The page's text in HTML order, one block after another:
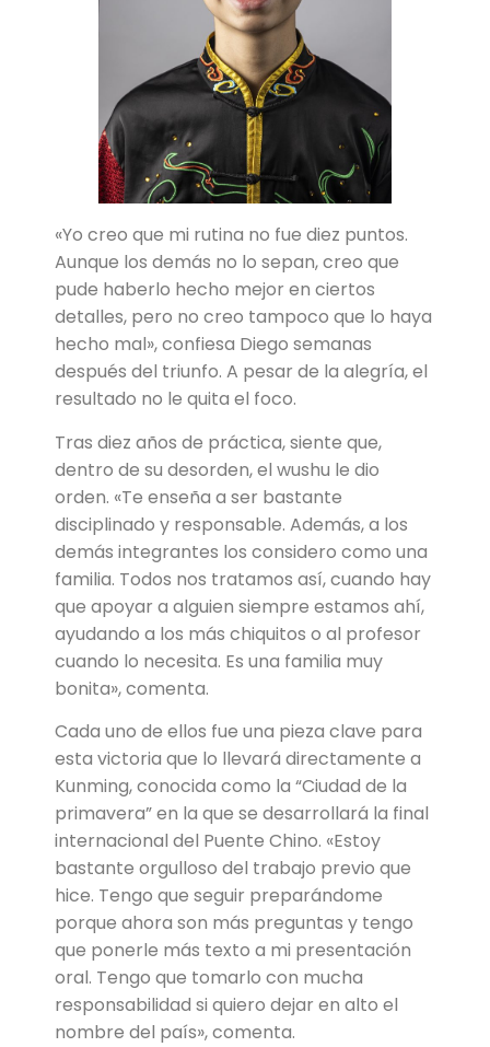
«Yo creo que mi rutina no fue diez puntos.
Aunque los demás no lo sepan, creo que
pude haberlo hecho mejor en ciertos
detalles, pero no creo tampoco que lo haya
hecho mal», confiesa Diego semanas
después del triunfo. A pesar de la alegría, el
resultado no le quita el foco.
Tras diez años de práctica, siente que,
dentro de su desorden, el wushu le dio
orden. «Te enseña a ser bastante
disciplinado y responsable. Además, a los
demás integrantes los considero como una
familia. Todos nos tratamos así, cuando hay
que apoyar a alguien siempre estamos ahí,
ayudando a los más chiquitos o al profesor
cuando lo necesita. Es una familia muy
bonita», comenta.
Cada uno de ellos fue una pieza clave para
esta victoria que lo llevará directamente a
Kunming, conocida como la “Ciudad de la
primavera” en la que se desarrollará la final
internacional del Puente Chino. «Estoy
bastante orgulloso del trabajo previo que
hice. Tengo que seguir preparándome
porque ahora son más preguntas y tengo
que ponerle más texto a mi presentación
oral. Tengo que tomarlo con mucha
responsabilidad si quiero dejar en alto el
nombre del país», comenta.